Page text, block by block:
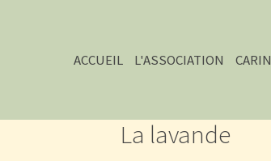
ACCUEIL L'ASSOCIATION
La lavande